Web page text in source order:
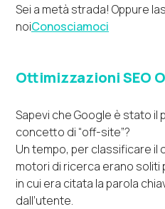
Sei a metà strada! Oppure
noiConosciamoci
Ottimizzazioni SEO
Sapevi che Google è stato il
concetto di “off-site”?
Un tempo, per classificare il
motori di ricerca erano soliti
in cui era citata la parola
dall’utente.